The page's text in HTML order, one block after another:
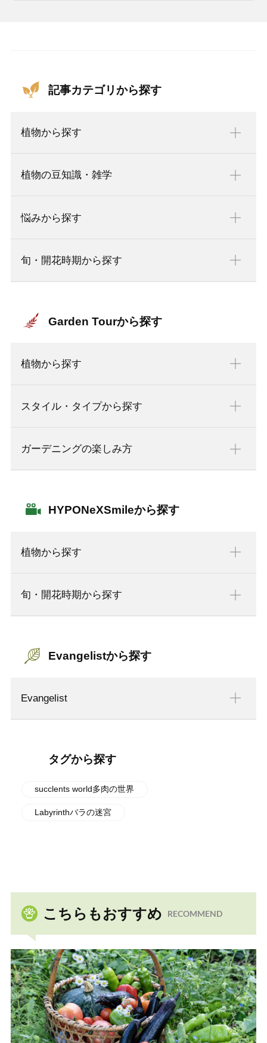
記事カテゴリから探す
植物から探す
植物の豆知識・雑学
悩みから探す
旬・開花時期から探す
Garden Tourから探す
植物から探す
スタイル・タイプから探す
ガーデニングの楽しみ方
HYPONeXSmileから探す
植物から探す
旬・開花時期から探す
Evangelistから探す
Evangelist
タグから探す
succlents world多肉の世界
Labyrinthバラの迷宮
こちらもおすすめ RECOMMEND